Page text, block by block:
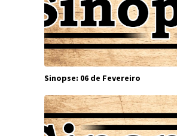
Sinopse: 06 de Fevereiro